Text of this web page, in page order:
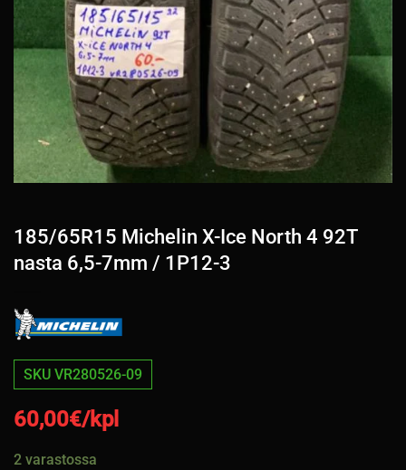
185/65R15 Michelin X-Ice North 4 92T
nasta 6,5-7mm / 1P12-3
SKU VR280526-09
60,00€/kpl
2 varastossa